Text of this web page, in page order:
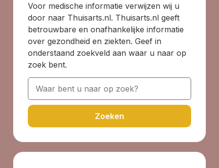
Voor medische informatie verwijzen wij u
door naar Thuisarts.nl. Thuisarts.nl geeft
betrouwbare en onafhankelijke informatie
over gezondheid en ziekten. Geef in
onderstaand zoekveld aan waar u naar op
zoek bent.
Zoeken